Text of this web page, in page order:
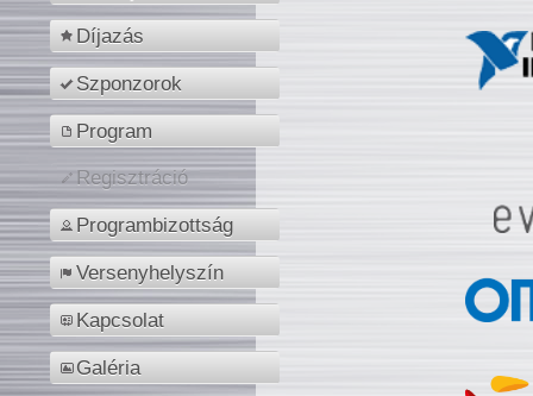
Díjazás
Szponzorok
Program
Regisztráció
Programbizottság
Versenyhelyszín
Kapcsolat
Galéria